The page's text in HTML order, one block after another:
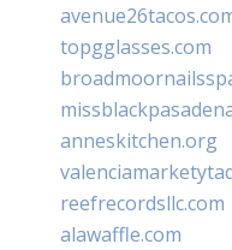
topgglasses.com
anneskitchen.org
reefrecordsllc.com
alawaffle.com